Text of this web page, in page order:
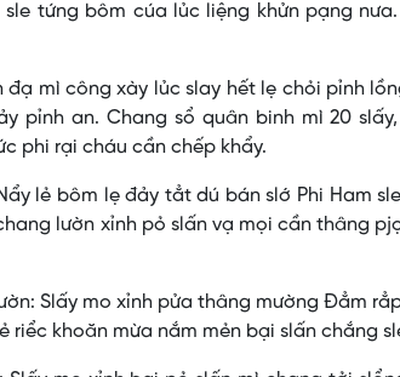
tứng bôm cúa lủc liệng khửn pạng
mì công xày lủc slay hết lẹ chỏi pỉnh
pỉnh an. Chang sổ quân binh mì 20
phi rại cháu cần chếp khẩy.
lẻ bôm lẹ đảy tẳt dú bán slớ Phi Ham
lườn xỉnh pỏ slấn vạ mọi cần thâng
Slấy mo xỉnh pửa thâng mường Đẳm
khoăn mừa nắm mẻn bại slấn chắng